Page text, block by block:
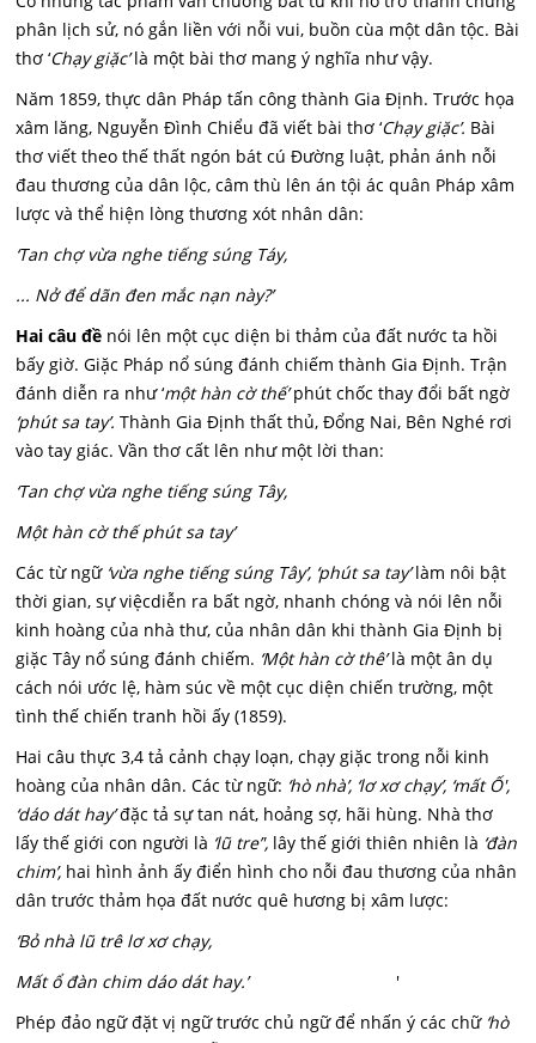
phân lịch sử, nó gắn liền với nỗi vui, buồn cùa một dân tộc. Bài
thơ ‘Chạy giặc’là một bài thơ mang ý nghĩa như vậy.
Năm 1859, thực dân Pháp tấn công thành Gia Định. Trước họa
xâm lăng, Nguyễn Đình Chiểu đã viết bài thơ ‘Chạy giặc’. Bài
thơ viết theo thế thất ngón bát cú Đường luật, phản ánh nỗi
đau thương của dân lộc, câm thù lên án tội ác quân Pháp xâm
lược và thể hiện lòng thương xót nhân dân:
‘Tan chợ vừa nghe tiếng súng Táy,
... Nở để dãn đen mắc nạn này?’
Hai câu đề nói lên một cục diện bi thảm của đất nước ta hồi
bấy giờ. Giặc Pháp nổ súng đánh chiếm thành Gia Định. Trận
đánh diễn ra như ‘một hàn cờ thế’phút chốc thay đổi bất ngờ
‘phút sa tay’. Thành Gia Định thất thủ, Đổng Nai, Bên Nghé rơi
vào tay giác. Vần thơ cất lên như một lời than:
‘Tan chợ vừa nghe tiếng súng Tây,
Một hàn cờ thế phút sa tay’
Các từ ngữ ‘vừa nghe tiếng súng Tây’, ‘phút sa tay’làm nôi bật
thời gian, sự việcdiễn ra bất ngờ, nhanh chóng và nói lên nỗi
kinh hoàng của nhà thư, của nhân dân khi thành Gia Định bị
giặc Tây nổ súng đánh chiếm. ‘Một hàn cờ thê’là một ân dụ
cách nói ước lệ, hàm súc về một cục diện chiến trường, một
tình thế chiến tranh hồi ấy (1859).
Hai câu thực 3,4 tả cảnh chạy loạn, chạy giặc trong nỗi kinh
hoàng của nhân dân. Các từ ngữ: ‘hò nhà’, ‘lơ xơ chạy’, ‘mất Ố',
‘dáo dát hay’đặc tả sự tan nát, hoảng sợ, hãi hùng. Nhà thơ
lấy thế giới con người là ‘lũ tre’', lây thế giới thiên nhiên là ‘đàn
chim’, hai hình ảnh ấy điển hình cho nỗi đau thương của nhân
dân trước thảm họa đất nước quê hương bị xâm lược:
‘Bỏ nhà lũ trê lơ xơ chạy,
Mất ổ đàn chim dáo dát hay.’'
Phép đảo ngữ đặt vị ngữ trước chủ ngữ để nhấn ý các chữ ‘hò